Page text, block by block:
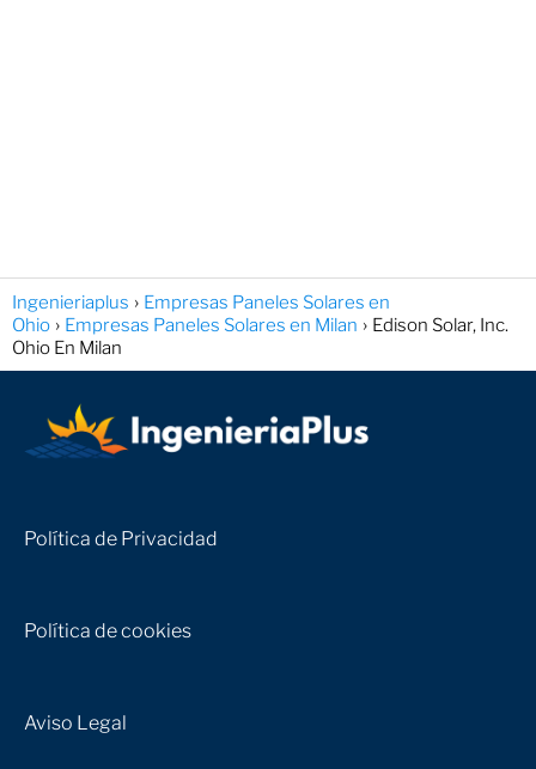
Ingenieriaplus
Empresas Paneles Solares en
Ohio
Empresas Paneles Solares en Milan
Edison Solar, Inc.
Ohio En Milan
Política de Privacidad
Política de cookies
Aviso Legal